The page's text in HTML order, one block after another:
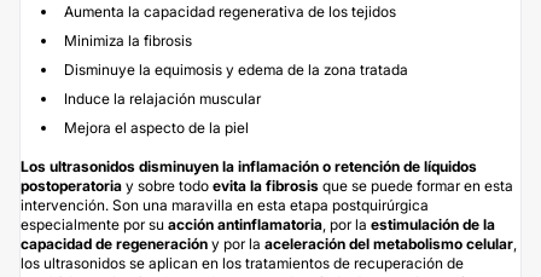
Aumenta la capacidad regenerativa de los tejidos
Minimiza la fibrosis
Disminuye la equimosis y edema de la zona tratada
Induce la relajación muscular
Mejora el aspecto de la piel
Los ultrasonidos disminuyen la inflamación o retención de líquidos
postoperatoria y sobre todo evita la fibrosis que se puede formar en esta
intervención. Son una maravilla en esta etapa postquirúrgica
especialmente por su acción antinflamatoria, por la estimulación de la
capacidad de regeneración y por la aceleración del metabolismo celular,
los ultrasonidos se aplican en los tratamientos de recuperación de